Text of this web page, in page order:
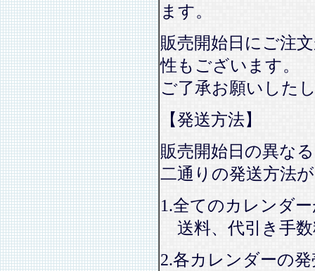
ます。
販売開始日にご注
性もございます。
ご了承お願いした
【発送方法】
販売開始日の異な
二通りの発送方法
1.全てのカレンダ
送料、代引き手
2.各カレンダーの